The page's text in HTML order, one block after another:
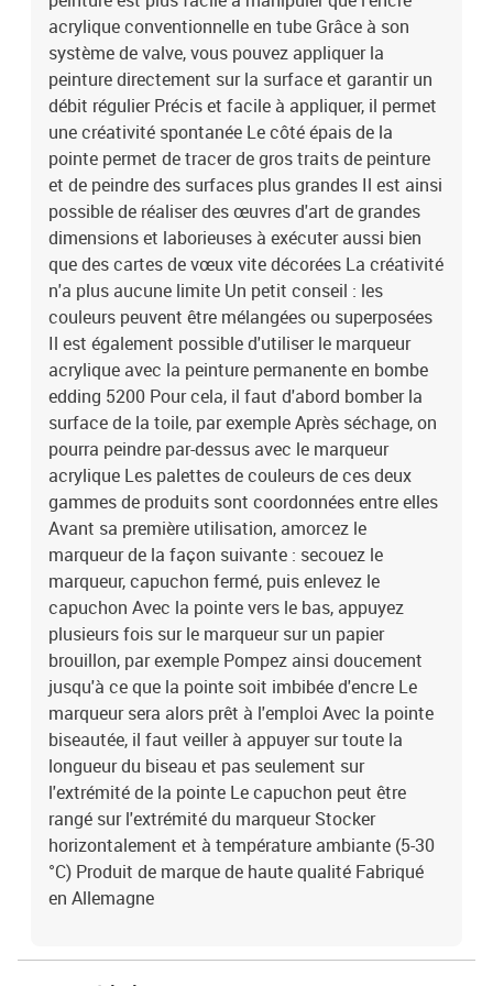
acrylique conventionnelle en tube Grâce à son
système de valve, vous pouvez appliquer la
peinture directement sur la surface et garantir un
débit régulier Précis et facile à appliquer, il permet
une créativité spontanée Le côté épais de la
pointe permet de tracer de gros traits de peinture
et de peindre des surfaces plus grandes Il est ainsi
possible de réaliser des œuvres d'art de grandes
dimensions et laborieuses à exécuter aussi bien
que des cartes de vœux vite décorées La créativité
n'a plus aucune limite Un petit conseil : les
couleurs peuvent être mélangées ou superposées
Il est également possible d'utiliser le marqueur
acrylique avec la peinture permanente en bombe
edding 5200 Pour cela, il faut d'abord bomber la
surface de la toile, par exemple Après séchage, on
pourra peindre par-dessus avec le marqueur
acrylique Les palettes de couleurs de ces deux
gammes de produits sont coordonnées entre elles
Avant sa première utilisation, amorcez le
marqueur de la façon suivante : secouez le
marqueur, capuchon fermé, puis enlevez le
capuchon Avec la pointe vers le bas, appuyez
plusieurs fois sur le marqueur sur un papier
brouillon, par exemple Pompez ainsi doucement
jusqu'à ce que la pointe soit imbibée d'encre Le
marqueur sera alors prêt à l'emploi Avec la pointe
biseautée, il faut veiller à appuyer sur toute la
longueur du biseau et pas seulement sur
l'extrémité de la pointe Le capuchon peut être
rangé sur l'extrémité du marqueur Stocker
horizontalement et à température ambiante (5-30
°C) Produit de marque de haute qualité Fabriqué
en Allemagne